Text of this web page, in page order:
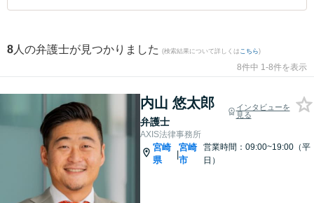
8 人の弁護士が見つかりました (検索結果について詳しくは こちら)
8件中 1-8件を表示
内山 悠太郎
弁護士
インタビューを
見る
AXIS法律事務所
宮崎
県
|
宮崎
市
営業時間：09:00~19:00（平
日）